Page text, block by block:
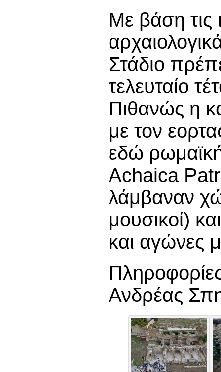
Με βάση τις
Στάδιο
τελευταίο
Πιθανώς η
με τον
εδώ
Achaica
λάμβαναν
μουσικοί)
και αγώνες
Ανδρέας